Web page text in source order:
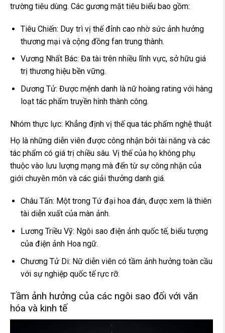
trường tiêu dùng. Các gương mặt tiêu biểu bao gồm:
Tiêu Chiến: Duy trì vị thế đỉnh cao nhờ sức ảnh hưởng
thương mại và cộng đồng fan trung thành.
Vương Nhất Bác: Đa tài trên nhiều lĩnh vực, sở hữu giá
trị thương hiệu bền vững.
Dương Tử: Được mệnh danh là nữ hoàng rating với hàng
loạt tác phẩm truyền hình thành công.
Nhóm thực lực: Khẳng định vị thế qua tác phẩm nghệ thuật
Họ là những diễn viên được công nhận bởi tài năng và các
tác phẩm có giá trị chiều sâu. Vị thế của họ không phụ
thuộc vào lưu lượng mạng mà đến từ sự công nhận của
giới chuyên môn và các giải thưởng danh giá.
Châu Tấn: Một trong Tứ đại hoa đán, được xem là thiên
tài diễn xuất của màn ảnh.
Lương Triều Vỹ: Ngôi sao điện ảnh quốc tế, biểu tượng
của điện ảnh Hoa ngữ.
Chương Tử Di: Nữ diễn viên có tầm ảnh hưởng toàn cầu
với sự nghiệp quốc tế rực rỡ.
Tầm ảnh hưởng của các ngôi sao đối với văn
hóa và kinh tế